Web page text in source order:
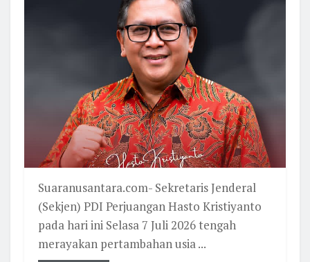
Suaranusantara.com- Sekretaris Jenderal
(Sekjen) PDI Perjuangan Hasto Kristiyanto
pada hari ini Selasa 7 Juli 2026 tengah
merayakan pertambahan usia ...